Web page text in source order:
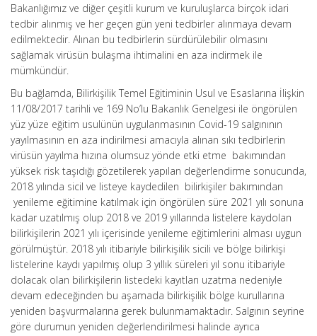
Bakanlığımız ve diğer çeşitli kurum ve kuruluşlarca birçok idari
tedbir alınmış ve her geçen gün yeni tedbirler alınmaya devam
edilmektedir. Alınan bu tedbirlerin sürdürülebilir olmasını
sağlamak virüsün bulaşma ihtimalini en aza indirmek ile
mümkündür.
Bu bağlamda, Bilirkişilik Temel Eğitiminin Usul ve Esaslarına İlişkin
11/08/2017 tarihli ve 169 No’lu Bakanlık Genelgesi ile öngörülen
yüz yüze eğitim usulünün uygulanmasının Covid-19 salgınının
yayılmasının en aza indirilmesi amacıyla alınan sıkı tedbirlerin
virüsün yayılma hızına olumsuz yönde etki etme bakımından
yüksek risk taşıdığı gözetilerek yapılan değerlendirme sonucunda,
2018 yılında sicil ve listeye kaydedilen bilirkişiler bakımından
yenileme eğitimine katılmak için öngörülen süre 2021 yılı sonuna
kadar uzatılmış olup 2018 ve 2019 yıllarında listelere kaydolan
bilirkişilerin 2021 yılı içerisinde yenileme eğitimlerini alması uygun
görülmüştür. 2018 yılı itibariyle bilirkişilik sicili ve bölge bilirkişi
listelerine kaydı yapılmış olup 3 yıllık süreleri yıl sonu itibariyle
dolacak olan bilirkişilerin listedeki kayıtları uzatma nedeniyle
devam edeceğinden bu aşamada bilirkişilik bölge kurullarına
yeniden başvurmalarına gerek bulunmamaktadır. Salgının seyrine
göre durumun yeniden değerlendirilmesi halinde ayrıca